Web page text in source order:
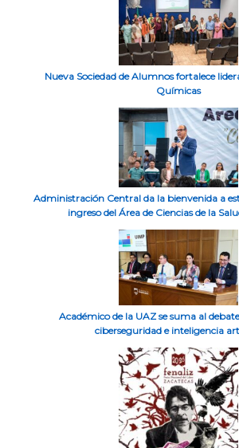
Nueva Sociedad de Alumnos fortalece
Químicas
Administración Central da la bienvenida a
ingreso del Área de Ciencias de la
Académico de la UAZ se suma al
ciberseguridad e inteligencia